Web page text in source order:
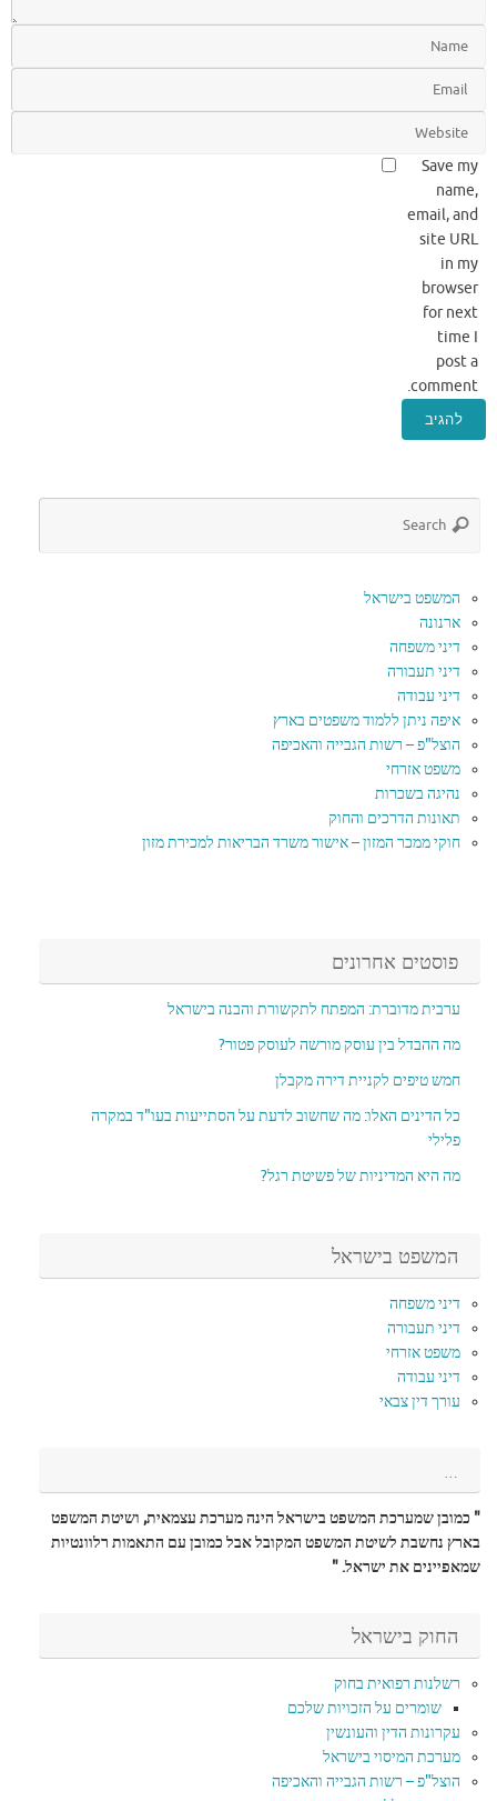
Save my
name,
email, and
site URL
in my
browser
for next
time I
post a
comment.
המשפט בישראל
ארנונה
דיני משפחה
דיני תעבורה
דיני עבודה
איפה ניתן ללמוד משפטים בארץ
הוצל"פ – רשות הגבייה והאכיפה
משפט אזרחי
נהיגה בשכרות
תאונות הדרכים והחוק
חוקי ממכר המזון – אישור משרד הבריאות למכירת מזון
פוסטים אחרונים
ערבית מדוברת: המפתח לתקשורת והבנה בישראל
מה ההבדל בין עוסק מורשה לעוסק פטור?
חמש טיפים לקניית דירה מקבלן
כל הדינים האלו: מה שחשוב לדעת על הסתייעות בעו"ד במקרה
פלילי
מה היא המדיניות של פשיטת רגל?
המשפט בישראל
דיני משפחה
דיני תעבורה
משפט אזרחי
דיני עבודה
עורך דין צבאי
" כמובן שמערכת המשפט בישראל הינה מערכת עצמאית, ושיטת המשפט
בארץ נחשבת לשיטת המשפט המקובל אבל כמובן עם התאמות רלוונטיות
שמאפיינים את ישראל. "
החוק בישראל
רשלנות רפואית בחוק
שומרים על הזכויות שלכם
עקרונות הדין והעונשין
מערכת המיסוי בישראל
הוצל"פ – רשות הגבייה והאכיפה